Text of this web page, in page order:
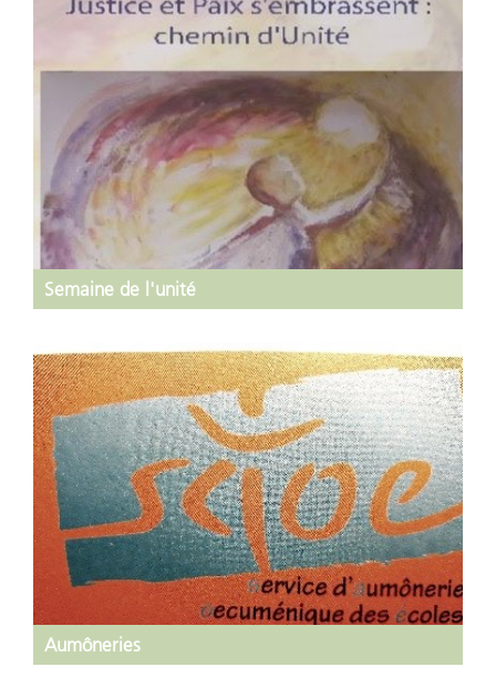
Semaine de l'unité
Aumôneries